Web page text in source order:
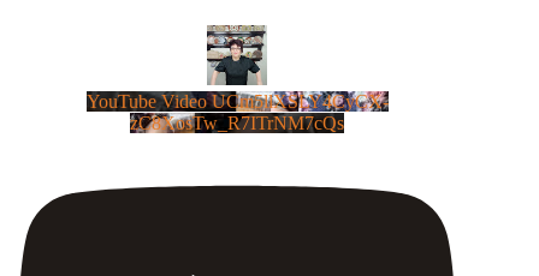
YouTube Video UCm5llXSLY4CyCX-
zC8XosTw_R7ITrNM7cQs